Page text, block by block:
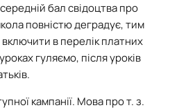
бал свідоцтва про
повністю деградує, тим
в перелік платних
гуляємо, після уроків
кампанії. Мова про т. з.